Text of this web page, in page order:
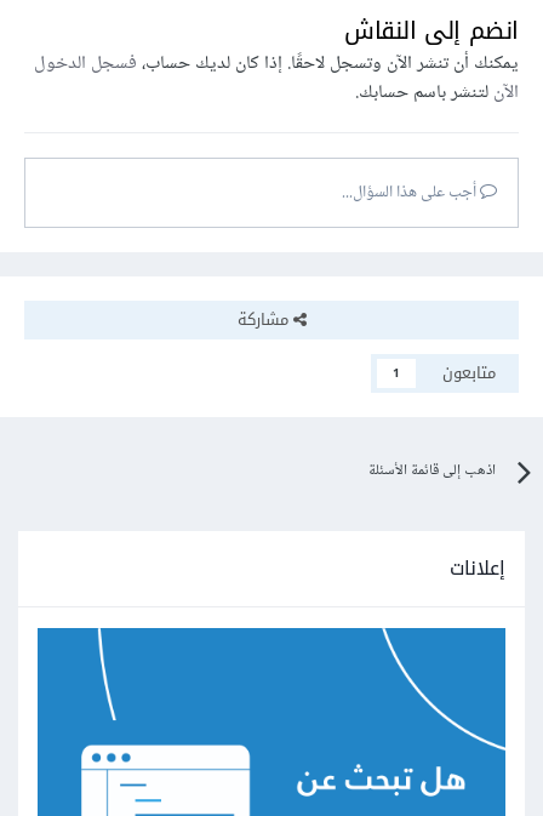
انضم إلى النقاش
يمكنك أن تنشر الآن وتسجل لاحقًا. إذا كان لديك حساب،فسجل الدخول
الآنلتنشر باسم حسابك.
أجب على هذا السؤال...
مشاركة
متابعون
1
اذهب إلى قائمة الأسئلة
إعلانات